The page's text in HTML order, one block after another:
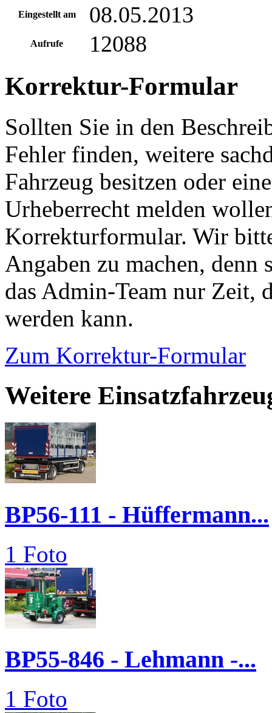
Eingestellt am 08.05.2013
Aufrufe 12088
Korrektur-Formular
Sollten Sie in den
Fehler finden, weitere
Fahrzeug besitzen oder
Urheberrecht melden
Korrekturformular. Wir
Angaben zu machen,
das Admin-Team nur Zeit,
werden kann.
Zum Korrektur-Formular
Weitere
BP56-111 - Hüffermann...
1 Foto
BP55-846 - Lehmann -...
1 Foto